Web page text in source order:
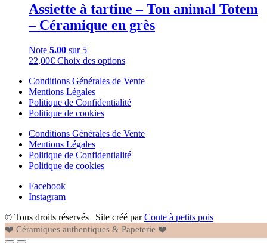
du
produit
de
-
en
grès
Assiette à tartine – Ton animal Totem
– Céramique en grès
Note 5.00 sur 5
22,00€ Choix des optionsCe
a
variations.
peuvent
choisies
produit
Conditions Générales de Vente
Mentions Légales
Politique de Confidentialité
Politique de cookies
Conditions Générales de Vente
Mentions Légales
Politique de Confidentialité
Politique de cookies
Facebook
Instagram
© Tous droits réservés | Site créé parConte à petits pois
❤️ Céramiques authentiques & Papeterie ❤️